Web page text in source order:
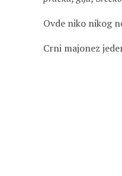
Ovde niko nikog
Crni majonez